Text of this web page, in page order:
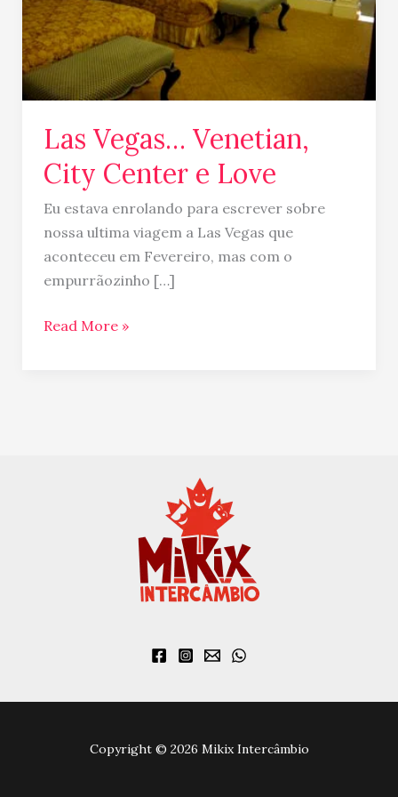
Las Vegas… Venetian,
City Center e Love
Eu estava enrolando para escrever sobre
nossa ultima viagem a Las Vegas que
aconteceu em Fevereiro, mas com o
empurrãozinho […]
Read More »
Copyright © 2026 Mikix Intercâmbio